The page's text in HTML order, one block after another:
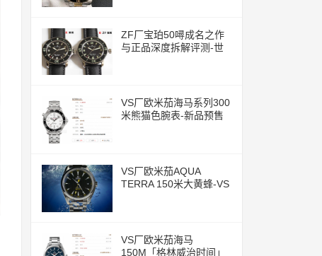
ZF厂宝珀50噚成名之作
与正品深度拆解评测-世
VS厂欧米茄海马系列300
米熊猫色腕表-新品预售
VS厂欧米茄AQUA
TERRA 150米大黄蜂-VS
VS厂欧米茄海马
150M「格林威治时间」